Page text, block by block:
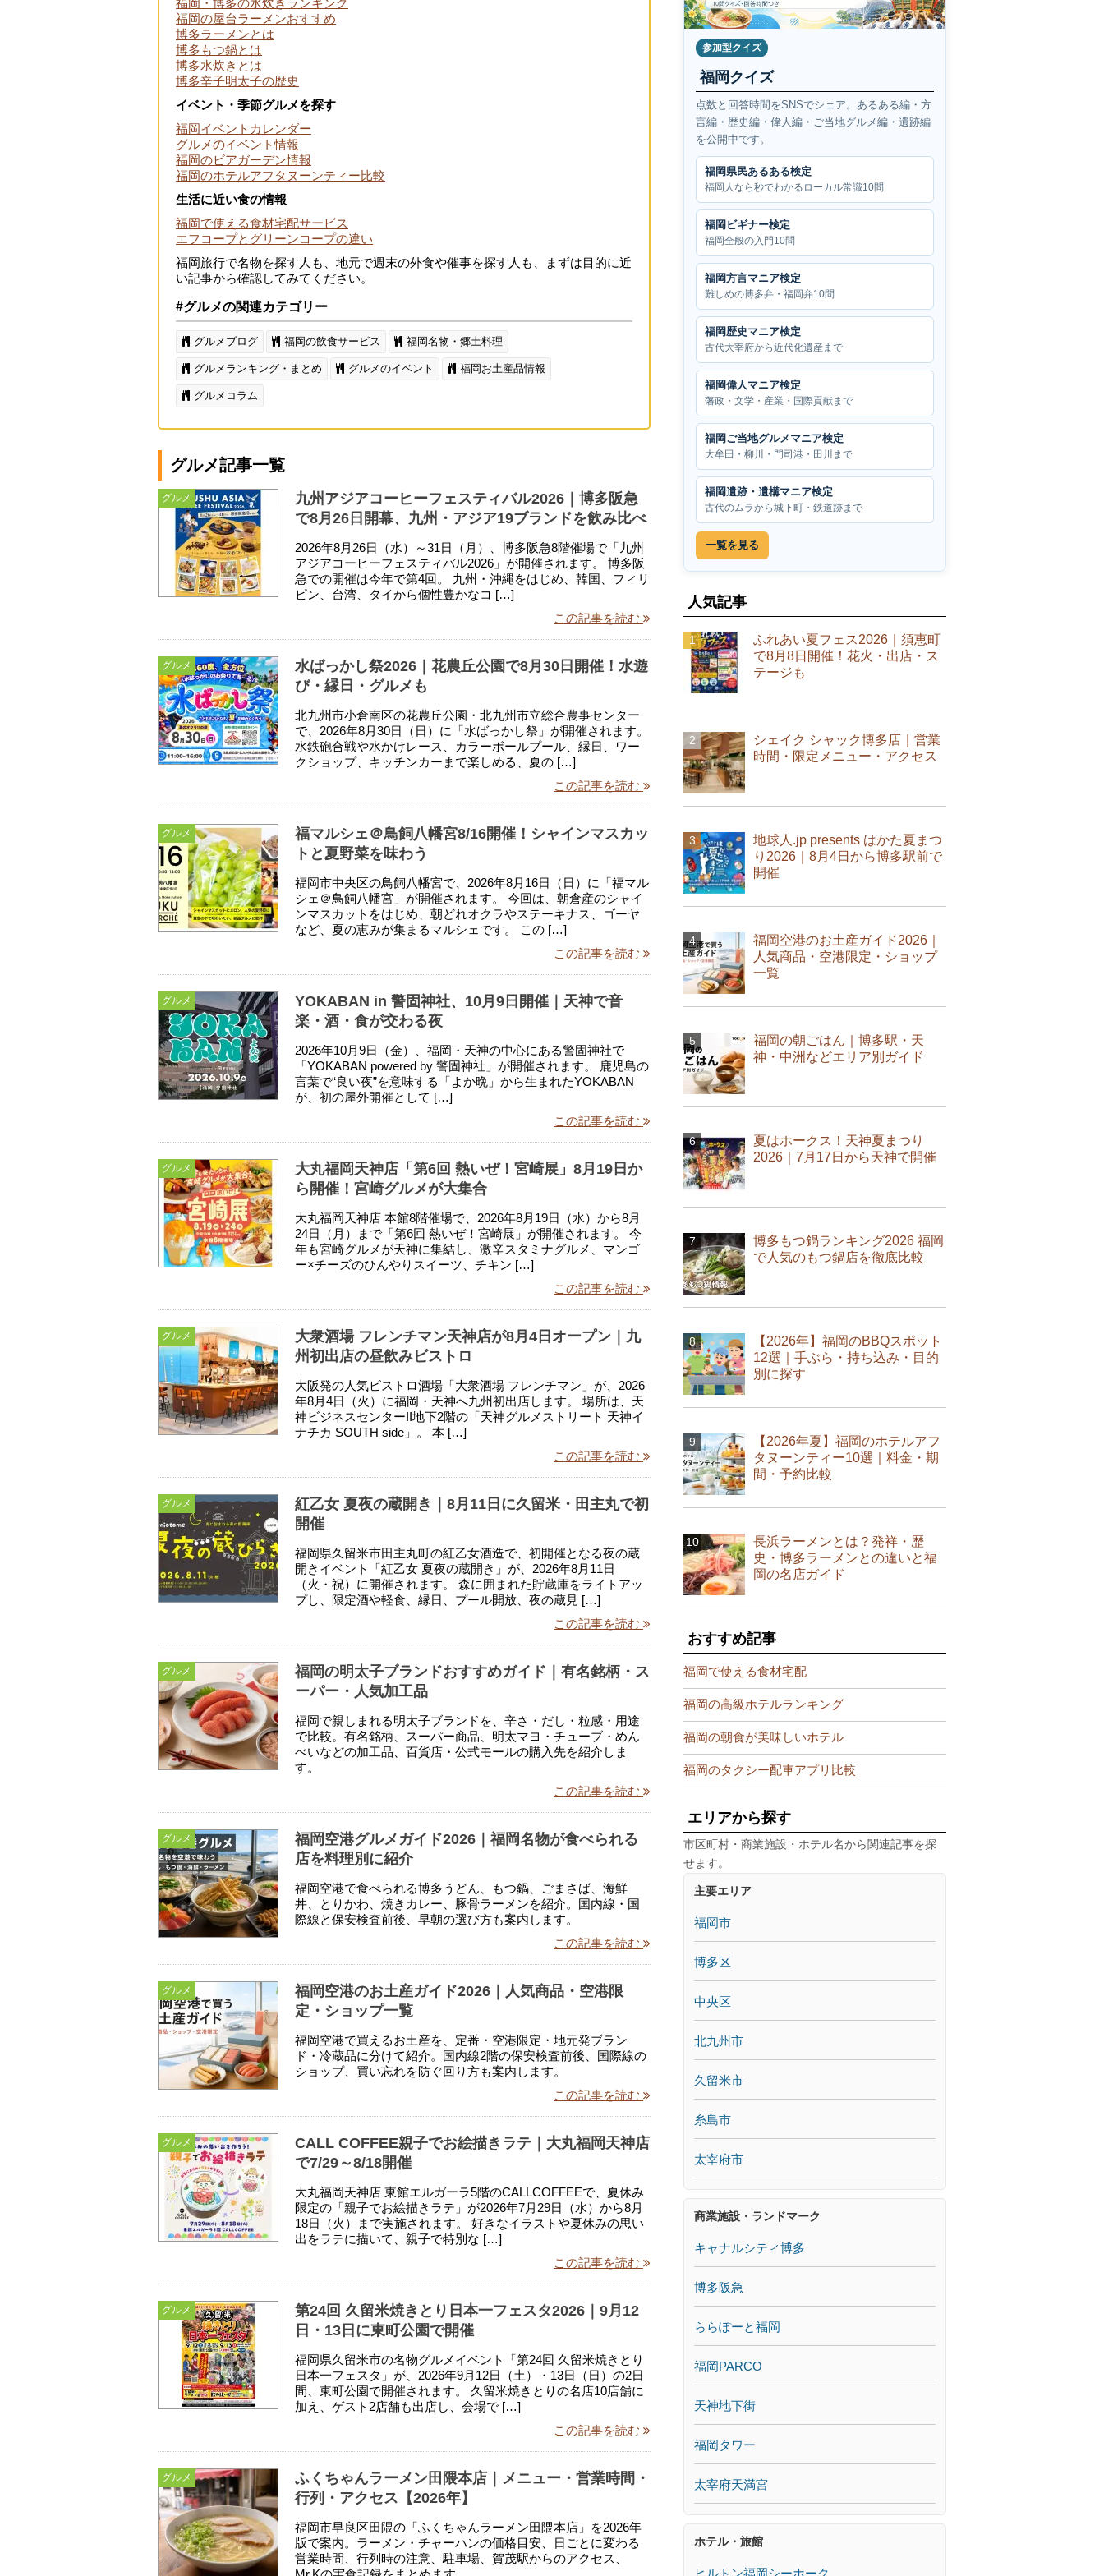
福岡・博多の水炊きランキング
福岡の屋台ラーメンおすすめ
博多ラーメンとは
博多もつ鍋とは
博多水炊きとは
博多辛子明太子の歴史
イベント・季節グルメを探す
福岡イベントカレンダー
グルメのイベント情報
福岡のビアガーデン情報
福岡のホテルアフタヌーンティー比較
生活に近い食の情報
福岡で使える食材宅配サービス
エフコープとグリーンコープの違い
福岡旅行で名物を探す人も、地元で週末の外食や催事を探す人も、まずは目的に近
い記事から確認してみてください。
#グルメの関連カテゴリー
グルメブログ 福岡の飲食サービス 福岡名物・郷土料理
グルメランキング・まとめ グルメのイベント 福岡お土産品情報
グルメコラム
グルメ記事一覧
グルメ
九州アジアコーヒーフェスティバル2026｜博多阪急
で8月26日開幕、九州・アジア19ブランドを飲み比べ
2026年8月26日（水）～31日（月）、博多阪急8階催場で「九州
アジアコーヒーフェスティバル2026」が開催されます。 博多阪
急での開催は今年で第4回。 九州・沖縄をはじめ、韓国、フィリ
ピン、台湾、タイから個性豊かなコ […]
この記事を読む
グルメ
水ばっかし祭2026｜花農丘公園で8月30日開催！水遊
び・縁日・グルメも
北九州市小倉南区の花農丘公園・北九州市立総合農事センター
で、2026年8月30日（日）に「水ばっかし祭」が開催されます。
水鉄砲合戦や水かけレース、カラーボールプール、縁日、ワー
クショップ、キッチンカーまで楽しめる、夏の […]
この記事を読む
グルメ
福マルシェ＠鳥飼八幡宮8/16開催！シャインマスカッ
トと夏野菜を味わう
福岡市中央区の鳥飼八幡宮で、2026年8月16日（日）に「福マル
シェ＠鳥飼八幡宮」が開催されます。 今回は、朝倉産のシャイ
ンマスカットをはじめ、朝どれオクラやステーキナス、ゴーヤ
など、夏の恵みが集まるマルシェです。 この […]
この記事を読む
グルメ
YOKABAN in 警固神社、10月9日開催｜天神で音
楽・酒・食が交わる夜
2026年10月9日（金）、福岡・天神の中心にある警固神社で
「YOKABAN powered by 警固神社」が開催されます。 鹿児島の
言葉で“良い夜”を意味する「よか晩」から生まれたYOKABAN
が、初の屋外開催として […]
この記事を読む
グルメ
大丸福岡天神店「第6回 熱いぜ！宮崎展」8月19日か
ら開催！宮崎グルメが大集合
大丸福岡天神店 本館8階催場で、2026年8月19日（水）から8月
24日（月）まで「第6回 熱いぜ！宮崎展」が開催されます。 今
年も宮崎グルメが天神に集結し、激辛スタミナグルメ、マンゴ
ー×チーズのひんやりスイーツ、チキン […]
この記事を読む
グルメ
大衆酒場 フレンチマン天神店が8月4日オープン｜九
州初出店の昼飲みビストロ
大阪発の人気ビストロ酒場「大衆酒場 フレンチマン」が、2026
年8月4日（火）に福岡・天神へ九州初出店します。 場所は、天
神ビジネスセンターII地下2階の「天神グルメストリート 天神イ
ナチカ SOUTH side」。 本 […]
この記事を読む
グルメ
紅乙女 夏夜の蔵開き｜8月11日に久留米・田主丸で初
開催
福岡県久留米市田主丸町の紅乙女酒造で、初開催となる夜の蔵
開きイベント「紅乙女 夏夜の蔵開き」が、2026年8月11日
（火・祝）に開催されます。 森に囲まれた貯蔵庫をライトアッ
プし、限定酒や軽食、縁日、プール開放、夜の蔵見 […]
この記事を読む
グルメ
福岡の明太子ブランドおすすめガイド｜有名銘柄・ス
ーパー・人気加工品
福岡で親しまれる明太子ブランドを、辛さ・だし・粒感・用途
で比較。有名銘柄、スーパー商品、明太マヨ・チューブ・めん
べいなどの加工品、百貨店・公式モールの購入先を紹介しま
す。
この記事を読む
グルメ
福岡空港グルメガイド2026｜福岡名物が食べられる
店を料理別に紹介
福岡空港で食べられる博多うどん、もつ鍋、ごまさば、海鮮
丼、とりかわ、焼きカレー、豚骨ラーメンを紹介。国内線・国
際線と保安検査前後、早朝の選び方も案内します。
この記事を読む
グルメ
福岡空港のお土産ガイド2026｜人気商品・空港限
定・ショップ一覧
福岡空港で買えるお土産を、定番・空港限定・地元発ブラン
ド・冷蔵品に分けて紹介。国内線2階の保安検査前後、国際線の
ショップ、買い忘れを防ぐ回り方も案内します。
この記事を読む
グルメ
CALL COFFEE親子でお絵描きラテ｜大丸福岡天神店
で7/29～8/18開催
大丸福岡天神店 東館エルガーラ5階のCALLCOFFEEで、夏休み
限定の「親子でお絵描きラテ」が2026年7月29日（水）から8月
18日（火）まで実施されます。 好きなイラストや夏休みの思い
出をラテに描いて、親子で特別な […]
この記事を読む
グルメ
第24回 久留米焼きとり日本一フェスタ2026｜9月12
日・13日に東町公園で開催
福岡県久留米市の名物グルメイベント「第24回 久留米焼きとり
日本一フェスタ」が、2026年9月12日（土）・13日（日）の2日
間、東町公園で開催されます。 久留米焼きとりの名店10店舗に
加え、ゲスト2店舗も出店し、会場で […]
この記事を読む
グルメ
ふくちゃんラーメン田隈本店｜メニュー・営業時間・
行列・アクセス【2026年】
福岡市早良区田隈の「ふくちゃんラーメン田隈本店」を2026年
版で案内。ラーメン・チャーハンの価格目安、日ごとに変わる
営業時間、行列時の注意、駐車場、賀茂駅からのアクセス、
参加型クイズ
福岡クイズ
点数と回答時間をSNSでシェア。あるある編・方
言編・歴史編・偉人編・ご当地グルメ編・遺跡編
を公開中です。
福岡県民あるある検定
福岡人なら秒でわかるローカル常識10問
福岡ビギナー検定
福岡全般の入門10問
福岡方言マニア検定
難しめの博多弁・福岡弁10問
福岡歴史マニア検定
古代大宰府から近代化遺産まで
福岡偉人マニア検定
藩政・文学・産業・国際貢献まで
福岡ご当地グルメマニア検定
大牟田・柳川・門司港・田川まで
福岡遺跡・遺構マニア検定
古代のムラから城下町・鉄道跡まで
一覧を見る
人気記事
ふれあい夏フェス2026｜須恵町
で8月8日開催！花火・出店・ス
テージも
シェイク シャック博多店｜営業
時間・限定メニュー・アクセス
地球人.jp presents はかた夏まつ
り2026｜8月4日から博多駅前で
開催
福岡空港のお土産ガイド2026｜
人気商品・空港限定・ショップ
一覧
福岡の朝ごはん｜博多駅・天
神・中洲などエリア別ガイド
夏はホークス！天神夏まつり
2026｜7月17日から天神で開催
博多もつ鍋ランキング2026 福岡
で人気のもつ鍋店を徹底比較
【2026年】福岡のBBQスポット
12選｜手ぶら・持ち込み・目的
別に探す
【2026年夏】福岡のホテルアフ
タヌーンティー10選｜料金・期
間・予約比較
長浜ラーメンとは？発祥・歴
史・博多ラーメンとの違いと福
岡の名店ガイド
おすすめ記事
福岡で使える食材宅配
福岡の高級ホテルランキング
福岡の朝食が美味しいホテル
福岡のタクシー配車アプリ比較
エリアから探す
市区町村・商業施設・ホテル名から関連記事を探
せます。
主要エリア
福岡市
博多区
中央区
北九州市
久留米市
糸島市
太宰府市
商業施設・ランドマーク
キャナルシティ博多
博多阪急
ららぽーと福岡
福岡PARCO
天神地下街
福岡タワー
太宰府天満宮
ホテル・旅館
ヒルトン福岡シーホーク